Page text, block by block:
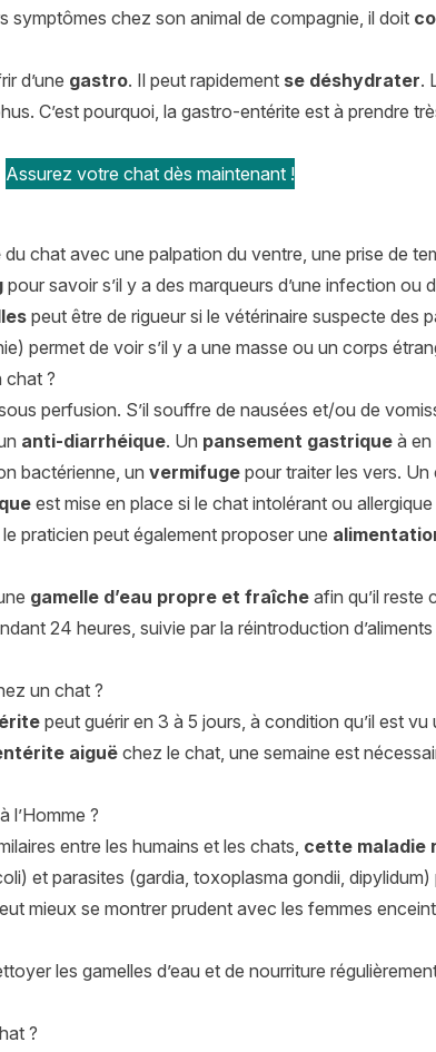
symptômes chez son animal de compagnie, il doit
d’une gastro. Il peut rapidement se déshydrater.
C’est pourquoi, la gastro-entérite est à prendre
Assurez votre chat dès maintenant !
du chat avec une palpation du ventre, une prise de
pour savoir s’il y a des marqueurs d’une infection ou
peut être de rigueur si le vétérinaire suspecte des
permet de voir s’il y a une masse ou un corps
chat ?
perfusion. S’il souffre de nausées et/ou de
anti-diarrhéique. Un pansement gastrique à en
bactérienne, un vermifuge pour traiter les vers.
est mise en place si le chat intolérant ou
praticien peut également proposer une
gamelle d’eau propre et fraîche afin qu’il reste
24 heures, suivie par la réintroduction
un chat ?
peut guérir en 3 à 5 jours, à condition qu’il est
aiguëchez le chat, une semaine est
l’Homme ?
entre les humains et les chats, cette maladie
et parasites (gardia, toxoplasma gondii,
mieux se montrer prudent avec les femmes
les gamelles d’eau et de nourriture
?